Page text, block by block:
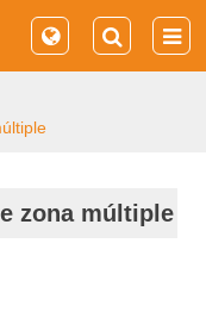
zona múltiple